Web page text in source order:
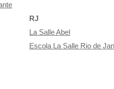
RJ
La Salle Abel
Escola La Salle Rio de